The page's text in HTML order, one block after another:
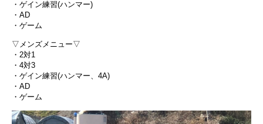
・ゲイン練習(ハンマー)
・AD
・ゲーム
▽メンズメニュー▽
・2対1
・4対3
・ゲイン練習(ハンマー、4A)
・AD
・ゲーム